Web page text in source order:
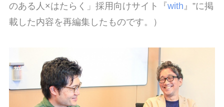
のある人×はたらく」採用向けサイト『with 』”に掲
載した内容を再編集したものです。）